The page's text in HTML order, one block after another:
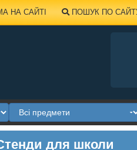
НА САЙТІ ПОШУК ПО
для школи